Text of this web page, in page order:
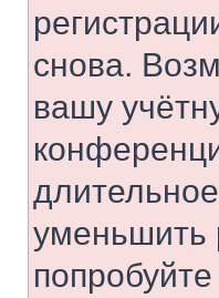
снова.
вашу
уменьшить